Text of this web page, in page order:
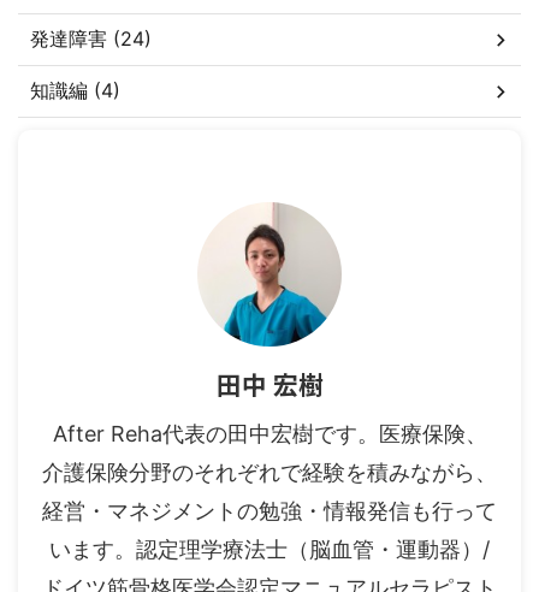
発達障害 (24)
知識編 (4)
田中 宏樹
After Reha代表の田中宏樹です。医療保険、
介護保険分野のそれぞれで経験を積みながら、
経営・マネジメントの勉強・情報発信も行って
います。認定理学療法士（脳血管・運動器）/